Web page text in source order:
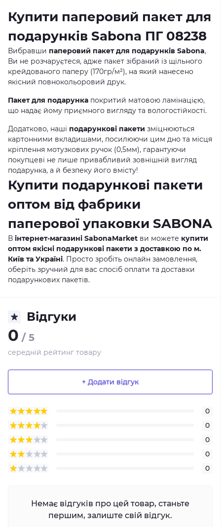
Купити паперовий пакет для
подарунків Sabona ПГ 08238
Вибравши паперовий пакет для подарунків Sabona,
Ви не розчаруєтеся, адже пакет зібраний із щільного
крейдованого паперу (170гр/м²), на який нанесено
якісний повнокольоровий друк.
Пакет для подарунка покритий матовою ламінацією,
що надає йому приємного вигляду та вологостійкості.
Додатково, наші подарункові пакети зміцнюються
картонними вкладишами, посилюючи цим дно та місця
кріплення мотузкових ручок (0,5мм), гарантуючи
покупцеві не лише привабливий зовнішній вигляд
подарунка, а й безпеку його вмісту!
Купити подарункові пакети
оптом від фабрики
паперової упаковки SABONA
В інтернет-магазині SabonaMarket ви можете купити
оптом якісні подарункові пакети з доставкою по м.
Київ та Україні. Просто зробіть онлайн замовлення,
оберіть зручний для вас спосіб оплати та доставки
подарункових пакетів.
Відгуки
0 / 5
середній рейтинг товару
+ Додати відгук
0
0
0
0
0
Немає відгуків про цей товар, станьте
першим, залиште свій відгук.